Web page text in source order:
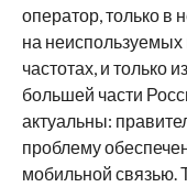
оператор, только в
на
частотах, и только
большей части
актуальны:
проблему
мобильной связью.